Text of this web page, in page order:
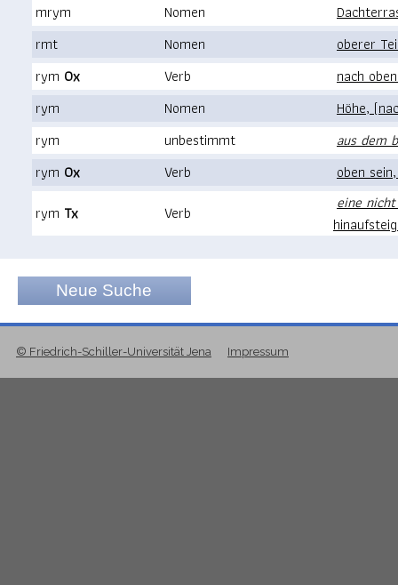
mrym Nomen
rmt
Nomen
oberer
rym 0x Verb
nach
rym
Nomen
Höhe,
rym
unbestimmt
aus dem
rym 0x Verb
oben
rym Tx Verb
eine
Neue Suche
© Friedrich-Schiller-Universität Jena Impressum